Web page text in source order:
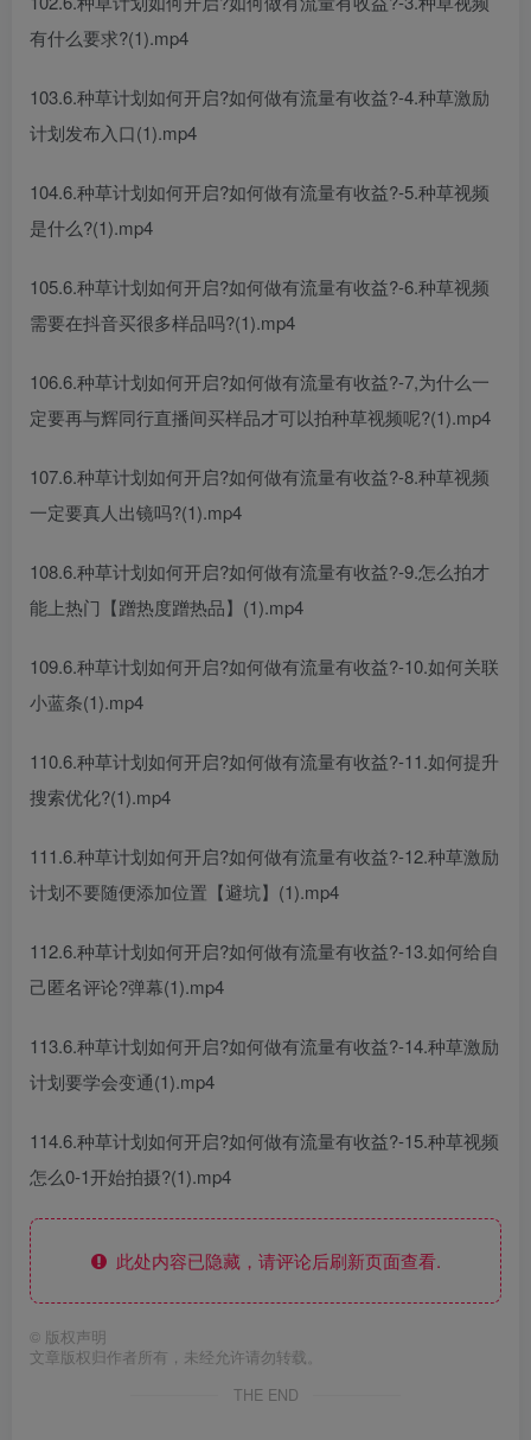
有什么要求?(1).mp4
103.6.种草计划如何开启?如何做有流量有收益?-4.种草激励
计划发布入口(1).mp4
104.6.种草计划如何开启?如何做有流量有收益?-5.种草视频
是什么?(1).mp4
105.6.种草计划如何开启?如何做有流量有收益?-6.种草视频
需要在抖音买很多样品吗?(1).mp4
106.6.种草计划如何开启?如何做有流量有收益?-7,为什么一
定要再与辉同行直播间买样品才可以拍种草视频呢?(1).mp4
107.6.种草计划如何开启?如何做有流量有收益?-8.种草视频
一定要真人出镜吗?(1).mp4
108.6.种草计划如何开启?如何做有流量有收益?-9.怎么拍才
能上热门【蹭热度蹭热品】(1).mp4
109.6.种草计划如何开启?如何做有流量有收益?-10.如何关联
小蓝条(1).mp4
110.6.种草计划如何开启?如何做有流量有收益?-11.如何提升
搜索优化?(1).mp4
111.6.种草计划如何开启?如何做有流量有收益?-12.种草激励
计划不要随便添加位置【避坑】(1).mp4
112.6.种草计划如何开启?如何做有流量有收益?-13.如何给自
己匿名评论?弹幕(1).mp4
113.6.种草计划如何开启?如何做有流量有收益?-14.种草激励
计划要学会变通(1).mp4
114.6.种草计划如何开启?如何做有流量有收益?-15.种草视频
怎么0-1开始拍摄?(1).mp4
此处内容已隐藏，请评论后刷新页面查看.
© 版权声明
文章版权归作者所有，未经允许请勿转载。
THE END